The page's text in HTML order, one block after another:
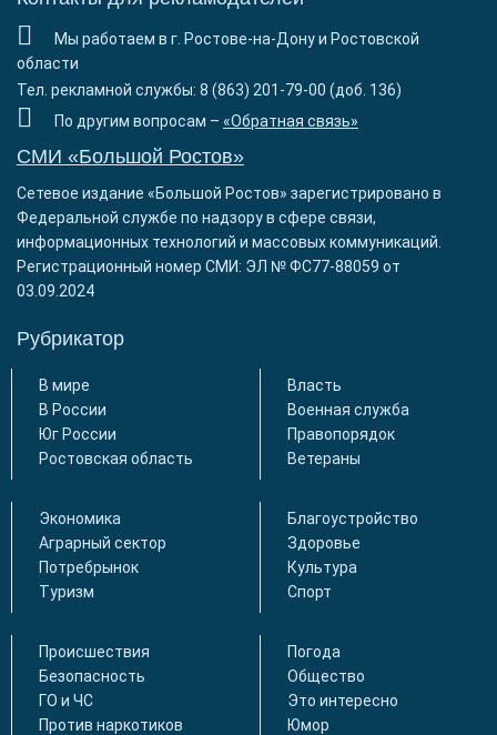
Мы работаем в г. Ростове-на-Дону и Ростовской
области
Тел. рекламной службы: 8 (863) 201-79-00 (доб. 136)
По другим вопросам – «Обратная связь»
СМИ «Большой Ростов»
Сетевое издание «Большой Ростов» зарегистрировано в
Федеральной службе по надзору в сфере связи,
информационных технологий и массовых коммуникаций.
Регистрационный номер СМИ: ЭЛ № ФС77-88059 от
03.09.2024
Рубрикатор
В мире
В России
Юг России
Ростовская область
Власть
Военная служба
Правопорядок
Ветераны
Экономика
Аграрный сектор
Потребрынок
Туризм
Благоустройство
Здоровье
Культура
Спорт
Происшествия
Безопасность
ГО и ЧС
Против наркотиков
Погода
Общество
Это интересно
Юмор